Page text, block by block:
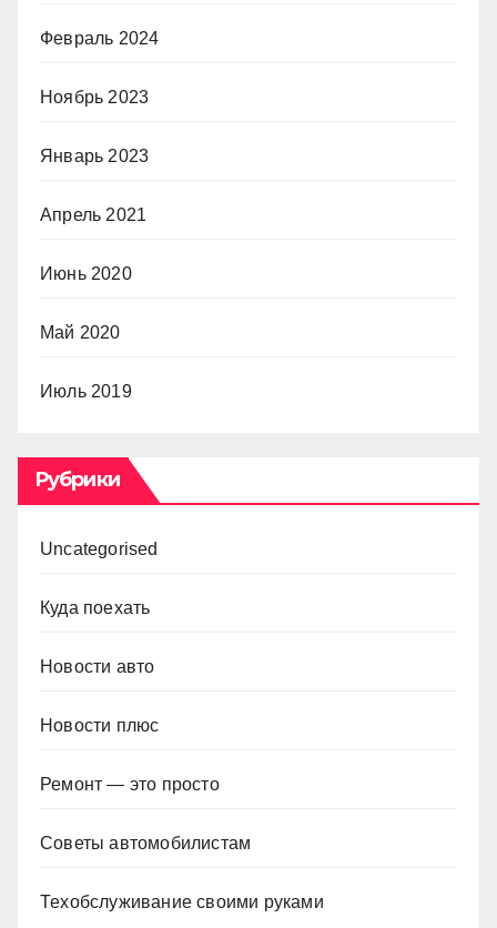
Февраль 2024
Ноябрь 2023
Январь 2023
Апрель 2021
Июнь 2020
Май 2020
Июль 2019
Рубрики
Uncategorised
Куда поехать
Новости авто
Новости плюс
Ремонт — это просто
Советы автомобилистам
Техобслуживание своими руками